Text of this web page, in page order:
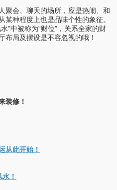
聚会、聊天的场所，应是热闹、和
种程度上也是品味个性的象征。
”中被称为“财位”，关系全家的财
布局及摆设是不容忽视的哦！
装修！
从此开始！
！